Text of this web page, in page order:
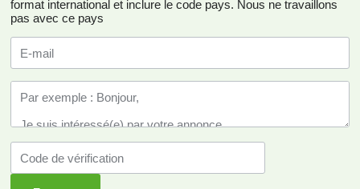
format international et inclure le code pays. Nous ne travaillons
pas avec ce pays